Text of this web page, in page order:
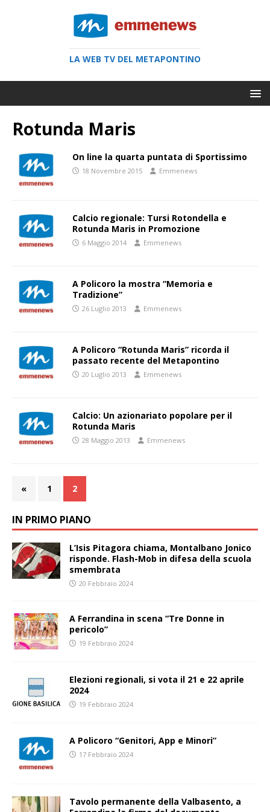
LA WEB TV DEL METAPONTINO
Rotunda Maris
On line la quarta puntata di Sportissimo
18 Novembre 2015 Emmenews
Calcio regionale: Tursi Rotondella e
Rotunda Maris in Promozione
6 Maggio 2014 Emmenews
A Policoro la mostra “Memoria e
Tradizione”
26 Luglio 2013 Emmenews
A Policoro “Rotunda Maris” ricorda il
passato recente del Metapontino
20 Luglio 2013 Emmenews
Calcio: Un azionariato popolare per il
Rotunda Maris
28 Maggio 2013 Emmenews
« 1 2
IN PRIMO PIANO
L’Isis Pitagora chiama, Montalbano Jonico
risponde. Flash-Mob in difesa della scuola
smembrata
20 Febbraio 2024
A Ferrandina in scena “Tre Donne in
pericolo”
19 Febbraio 2024
Elezioni regionali, si vota il 21 e 22 aprile
2024
19 Febbraio 2024
A Policoro “Genitori, App e Minori”
17 Febbraio 2024
Tavolo permanente della Valbasento, a